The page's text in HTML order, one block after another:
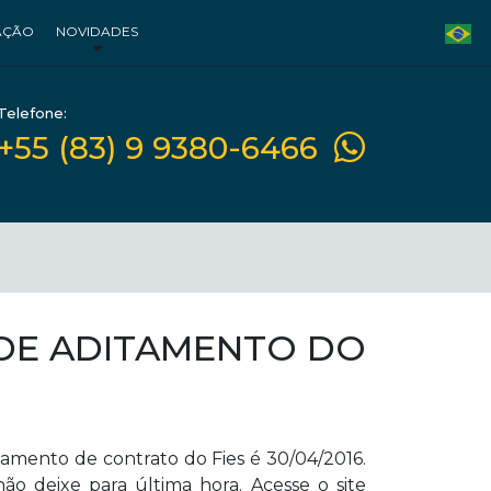
NOVIDADES
+55 (83) 9 9380-6466
ADITAMENTO DO
de contrato do Fies é 30/04/2016.
deixe para última hora. Acesse o site